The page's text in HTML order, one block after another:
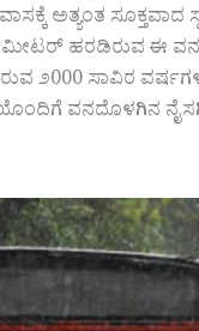
ಅತ್ಯಂತ ಸೂಕ್ತವಾದ
ಹರಡಿರುವ ಈ
ಸಾವಿರ
ವನದೊಳಗಿನ